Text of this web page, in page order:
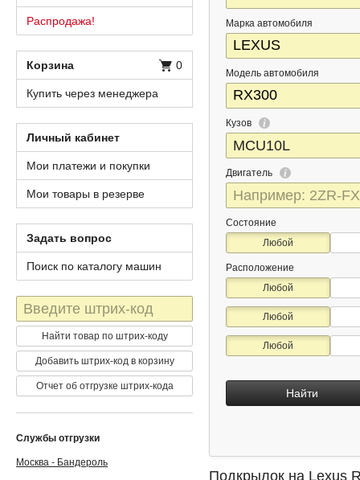
Марка автомобиля
Модель автомобиля
Кузов
Двигатель
Состояние
Любой
Расположение
Любой
Любой
Любой
Найти
Подкрылок на Lexus
Распродажа!
Корзина 0
Купить через менеджера
Личный кабинет
Мои платежи и покупки
Мои товары в резерве
Задать вопрос
Поиск по каталогу машин
Штрих-
код
Найти товар по штрих-коду
Добавить штрих-код в корзину
Отчет об отгрузке штрих-кода
Службы отгрузки
Москва - Бандероль